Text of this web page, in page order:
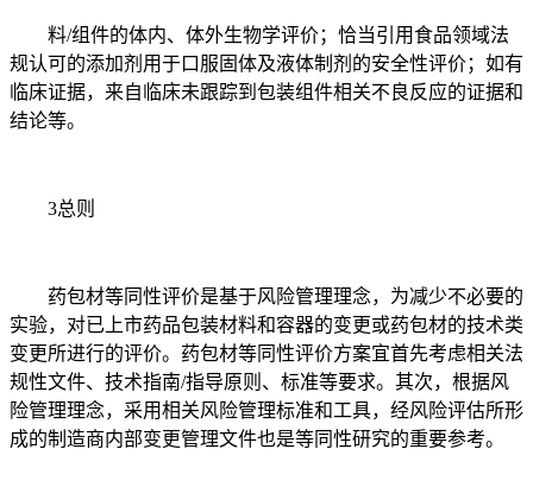
料/组件的体内、体外生物学评价；恰当引用食品领域法
规认可的添加剂用于口服固体及液体制剂的安全性评价；如有
临床证据，来自临床未跟踪到包装组件相关不良反应的证据和
结论等。
3总则
药包材等同性评价是基于风险管理理念，为减少不必要的
实验，对已上市药品包装材料和容器的变更或药包材的技术类
变更所进行的评价。药包材等同性评价方案宜首先考虑相关法
规性文件、技术指南/指导原则、标准等要求。其次，根据风
险管理理念，采用相关风险管理标准和工具，经风险评估所形
成的制造商内部变更管理文件也是等同性研究的重要参考。